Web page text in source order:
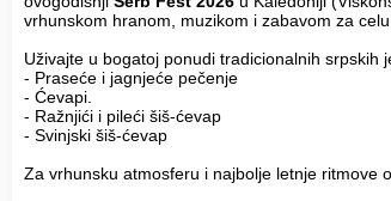
vrhunskom hranom, muzikom i zabavom za
Uživajte u bogatoj ponudi tradicionalnih srpskih
- Praseće i jagnjeće pečenje
- Ćevapi.
- Ražnjići i pileći šiš-ćevap
- Svinjski šiš-ćevap
Za vrhunsku atmosferu i najbolje letnje ritmove